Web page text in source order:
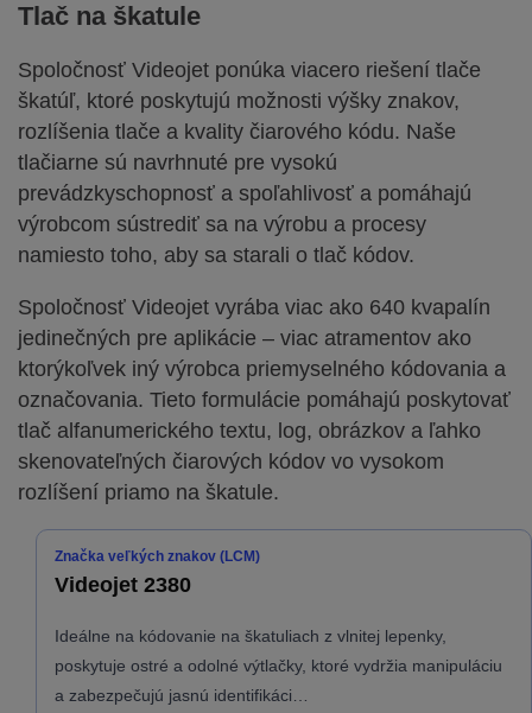
Tlač na škatule
Spoločnosť Videojet ponúka viacero riešení tlače
škatúľ, ktoré poskytujú možnosti výšky znakov,
rozlíšenia tlače a kvality čiarového kódu. Naše
tlačiarne sú navrhnuté pre vysokú
prevádzkyschopnosť a spoľahlivosť a pomáhajú
výrobcom sústrediť sa na výrobu a procesy
namiesto toho, aby sa starali o tlač kódov.
Spoločnosť Videojet vyrába viac ako 640 kvapalín
jedinečných pre aplikácie – viac atramentov ako
ktorýkoľvek iný výrobca priemyselného kódovania a
označovania. Tieto formulácie pomáhajú poskytovať
tlač alfanumerického textu, log, obrázkov a ľahko
skenovateľných čiarových kódov vo vysokom
rozlíšení priamo na škatule.
Značka veľkých znakov (LCM)
Videojet 2380
Ideálne na kódovanie na škatuliach z vlnitej lepenky,
poskytuje ostré a odolné výtlačky, ktoré vydržia manipuláciu
a zabezpečujú jasnú identifikáci…